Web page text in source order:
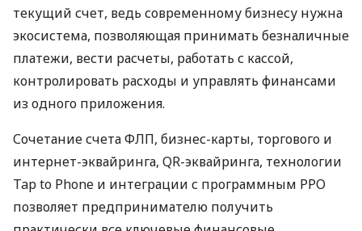
текущий счет, ведь современному бизнесу нужна
экосистема, позволяющая принимать безналичные
платежи, вести расчеты, работать с кассой,
контролировать расходы и управлять финансами
из одного приложения.
Сочетание счета ФЛП, бизнес-карты, торгового и
интернет-эквайринга, QR-эквайринга, технологии
Tap to Phone и интеграции с программным РРО
позволяет предпринимателю получить